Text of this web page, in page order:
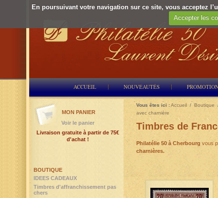
En poursuivant votre navigation sur ce site, vous acceptez
Accepter les
ACCUEIL NOUVEAUTÉS
Vous êtes ici :Accueil / Boutique
avec charnière
Timbres de
Philatélie 50 à Cherbourg vous
charnières.
BOUTIQUE
IDEES CADEAUX
Timbres d'affranchissement pas
chers
MON PANIER
Voir le panier
Livraison gratuite à partir de 75€
d'achat !